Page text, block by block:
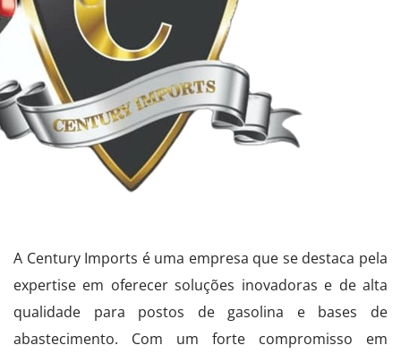
A Century Imports é uma empresa que se destaca pela
expertise em oferecer soluções inovadoras e de alta
qualidade para postos de gasolina e bases de
abastecimento. Com um forte compromisso em